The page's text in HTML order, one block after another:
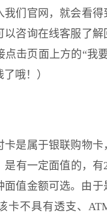
我们官网，就会看得
以咨询在线客服了
点击页面上方的“我
哦！）
是属于银联购物卡
有一定面值的，有
面值金额可选。由
卡不具有透支、